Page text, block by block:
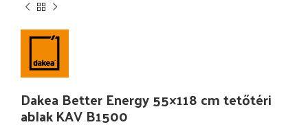
Dakea Better Energy 55×118 cm tetőtéri
ablak KAV B1500